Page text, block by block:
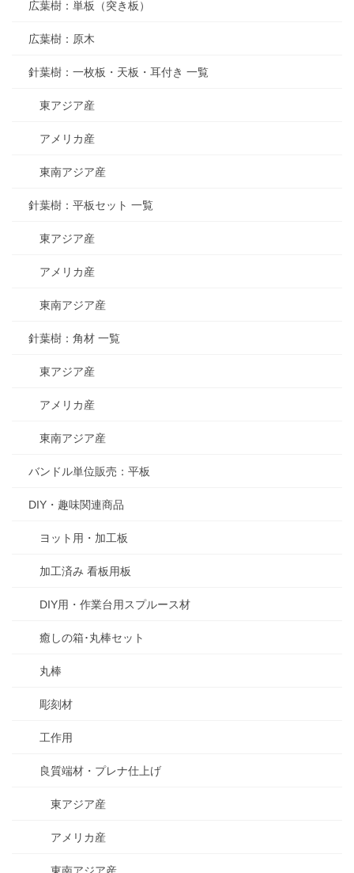
広葉樹：単板（突き板）
広葉樹：原木
針葉樹：一枚板・天板・耳付き 一覧
東アジア産
アメリカ産
東南アジア産
針葉樹：平板セット 一覧
東アジア産
アメリカ産
東南アジア産
針葉樹：角材 一覧
東アジア産
アメリカ産
東南アジア産
バンドル単位販売：平板
DIY・趣味関連商品
ヨット用・加工板
加工済み 看板用板
DIY用・作業台用スプルース材
癒しの箱･丸棒セット
丸棒
彫刻材
工作用
良質端材・プレナ仕上げ
東アジア産
アメリカ産